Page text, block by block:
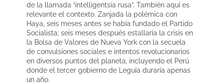
de la llamada “intelligentsia rusa”. También aquí es
relevante el contexto. Zanjada la polémica con
Haya, seis meses antes se había fundado el Partido
Socialista; seis meses después estallaría la crisis en
la Bolsa de Valores de Nueva York con la secuela
de convulsiones sociales e intentos revolucionarios
en diversos puntos del planeta, incluyendo el Perú
donde el tercer gobierno de Leguía duraría apenas
un año.